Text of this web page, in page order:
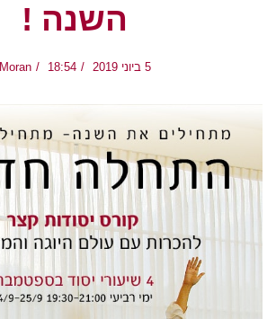
השנה !
5 ביוני 2019 18:54
Moran